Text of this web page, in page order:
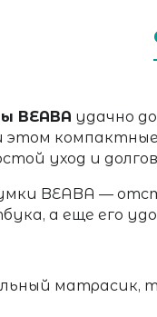
BEABA удачно
этом
уход и
BEABA —
а еще его
матрасик,